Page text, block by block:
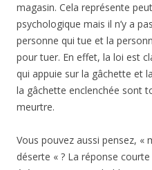
magasin. Cela représente
psychologique mais il n’y a
personne qui tue et la
pour tuer. En effet, la loi est
qui appuie sur la gâchette et
la gâchette enclenchée sont
meurtre.
Vous pouvez aussi pensez, «
déserte « ? La réponse courte